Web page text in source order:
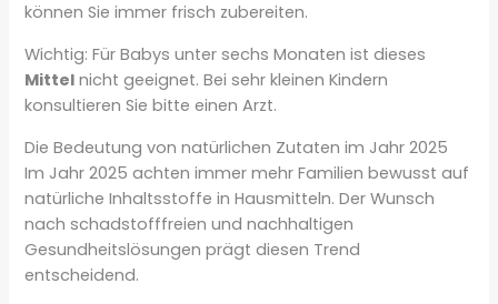
können Sie immer frisch zubereiten.
Wichtig: Für Babys unter sechs Monaten ist dieses
Mittel nicht geeignet. Bei sehr kleinen Kindern
konsultieren Sie bitte einen Arzt.
Die Bedeutung von natürlichen Zutaten im Jahr 2025
Im Jahr 2025 achten immer mehr Familien bewusst auf
natürliche Inhaltsstoffe in Hausmitteln. Der Wunsch
nach schadstofffreien und nachhaltigen
Gesundheitslösungen prägt diesen Trend
entscheidend.